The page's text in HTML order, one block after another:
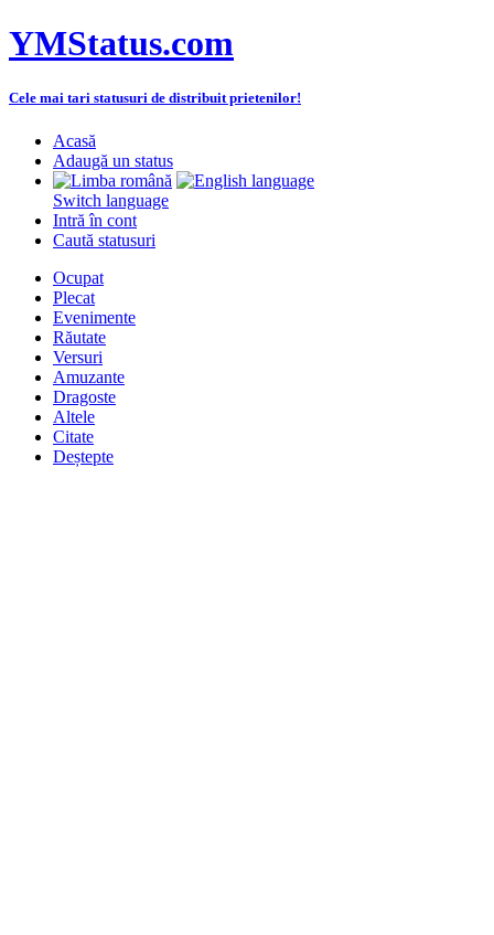
YMStatus.com
Cele mai tari statusuri de distribuit prietenilor!
Acasă
Adaugă un status
Switch language
Intră în cont
Caută statusuri
Ocupat
Plecat
Evenimente
Răutate
Versuri
Amuzante
Dragoste
Altele
Citate
Deștepte